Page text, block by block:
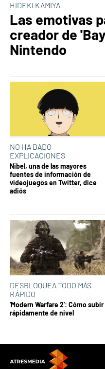
HIDEKI KAMIYA
Las emotivas
creador de
Nintendo
NO HA DADO
EXPLICACIONES
Nibel, una de las mayores
fuentes de información de
videojuegos en Twitter, dice
adiós
DESBLOQUEA TODO MÁS
RÁPIDO
'Modern Warfare 2': Cómo subir
rápidamente de nivel